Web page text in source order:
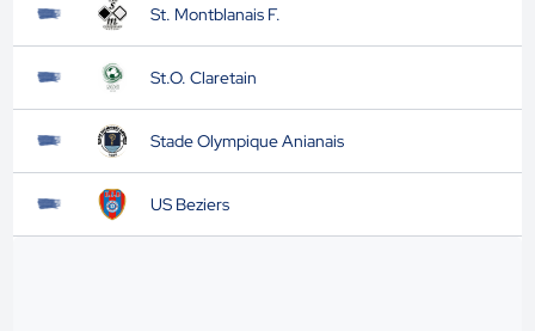
St. Montblanais F.
St.O. Claretain
Stade Olympique Anianais
US Beziers